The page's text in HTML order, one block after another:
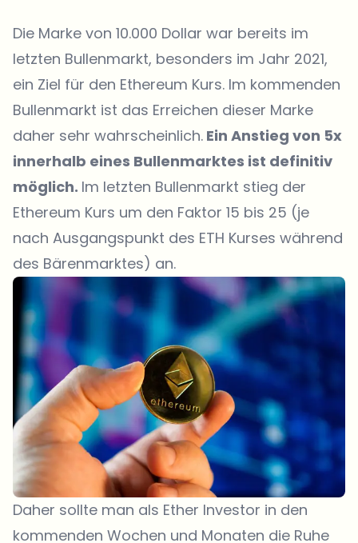
Die Marke von 10.000 Dollar war bereits im
letzten Bullenmarkt, besonders im Jahr 2021,
ein Ziel für den Ethereum Kurs. Im kommenden
Bullenmarkt ist das Erreichen dieser Marke
daher sehr wahrscheinlich. Ein Anstieg von 5x
innerhalb eines Bullenmarktes ist definitiv
möglich. Im letzten Bullenmarkt stieg der
Ethereum Kurs um den Faktor 15 bis 25 (je
nach Ausgangspunkt des ETH Kurses während
des Bärenmarktes) an.
Daher sollte man als Ether Investor in den
kommenden Wochen und Monaten die Ruhe